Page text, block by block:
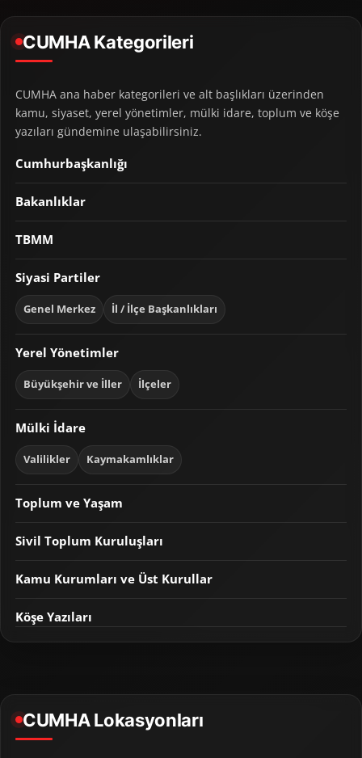
CUMHA Kategorileri
CUMHA ana haber kategorileri ve alt başlıkları üzerinden
kamu, siyaset, yerel yönetimler, mülki idare, toplum ve köşe
yazıları gündemine ulaşabilirsiniz.
Cumhurbaşkanlığı
Bakanlıklar
TBMM
Siyasi Partiler
Genel Merkez İl / İlçe Başkanlıkları
Yerel Yönetimler
Büyükşehir ve İller İlçeler
Mülki İdare
Valilikler Kaymakamlıklar
Toplum ve Yaşam
Sivil Toplum Kuruluşları
Kamu Kurumları ve Üst Kurullar
Köşe Yazıları
CUMHA Lokasyonları